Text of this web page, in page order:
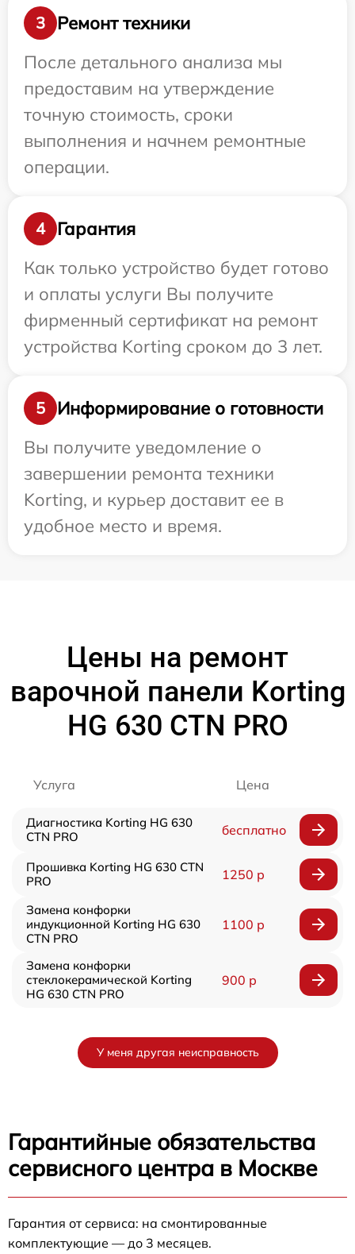
3
Ремонт техники
После детального анализа мы
предоставим на утверждение
точную стоимость, сроки
выполнения и начнем ремонтные
операции.
4
Гарантия
Как только устройство будет готово
и оплаты услуги Вы получите
фирменный сертификат на ремонт
устройства Korting сроком до 3 лет.
5
Информирование о готовности
Вы получите уведомление о
завершении ремонта техники
Korting, и курьер доставит ее в
удобное место и время.
Цены на ремонт
варочной панели Korting
HG 630 CTN PRO
Услуга Цена
Диагностика Korting HG 630
CTN PRO
бесплатно
Прошивка Korting HG 630 CTN
PRO
1250 р
Замена конфорки
индукционной Korting HG 630
CTN PRO
1100 р
Замена конфорки
стеклокерамической Korting
HG 630 CTN PRO
900 р
У меня другая неисправность
Гарантийные обязательства
сервисного центра в Москве
Гарантия от сервиса: на смонтированные
комплектующие — до 3 месяцев.